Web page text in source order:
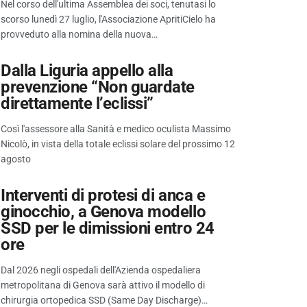
Nel corso dell'ultima Assemblea dei soci, tenutasi lo
scorso lunedì 27 luglio, l'Associazione ApritiCielo ha
provveduto alla nomina della nuova…
Dalla Liguria appello alla
prevenzione “Non guardate
direttamente l’eclissi”
Così l'assessore alla Sanità e medico oculista Massimo
Nicolò, in vista della totale eclissi solare del prossimo 12
agosto
Interventi di protesi di anca e
ginocchio, a Genova modello
SSD per le dimissioni entro 24
ore
Dal 2026 negli ospedali dell'Azienda ospedaliera
metropolitana di Genova sarà attivo il modello di
chirurgia ortopedica SSD (Same Day Discharge)…